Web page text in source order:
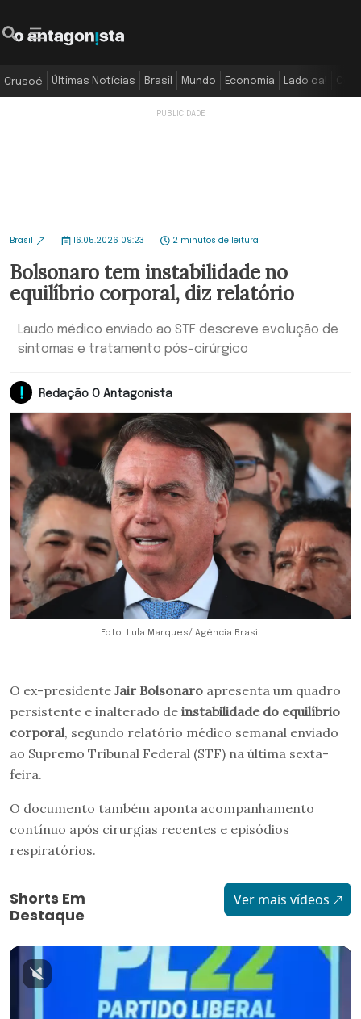
Crusoé Últimas Notícias Brasil Mundo Economia Lado oa!
Brasil 16.05.2026 09:23 2 minutos de leitura
Bolsonaro tem instabilidade no
equilíbrio corporal, diz relatório
Laudo médico enviado ao STF descreve evolução de
sintomas e tratamento pós-cirúrgico
Redação O Antagonista
Foto: Lula Marques/ Agência Brasil
O ex-presidente Jair Bolsonaro apresenta um quadro
persistente e inalterado de instabilidade do equilíbrio
corporal, segundo relatório médico semanal enviado
ao Supremo Tribunal Federal (STF) na última sexta-
feira.
O documento também aponta acompanhamento
contínuo após cirurgias recentes e episódios
respiratórios.
Shorts Em
Destaque
Ver mais vídeos